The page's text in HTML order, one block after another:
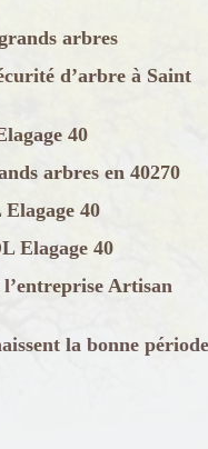
arbres
d’arbre à Saint
40
arbres en 40270
40
Elagage 40
Artisan
la bonne période